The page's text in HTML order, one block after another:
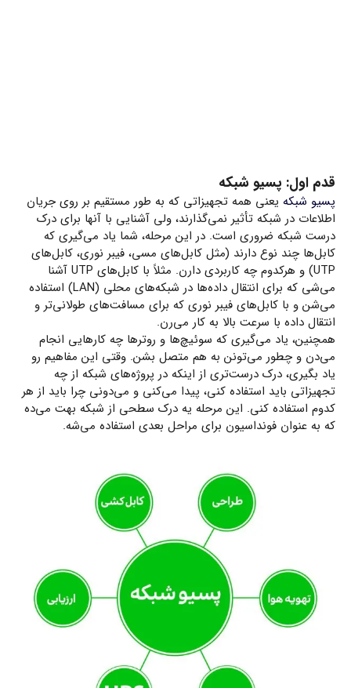
قدم اول: پسیو شبکه
پسیو شبکه یعنی همه تجهیزاتی که به طور مستقیم بر روی جریان
اطلاعات در شبکه تأثیر نمی‌گذارند، ولی آشنایی با آنها برای درک
درست شبکه ضروری است. در این مرحله، شما یاد می‌گیری که
کابل‌ها چند نوع دارند (مثل کابل‌های مسی، فیبر نوری، کابل‌های
UTP) و هرکدوم چه کاربردی دارن. مثلاً با کابل‌های UTP آشنا
می‌شی که برای انتقال داده‌ها در شبکه‌های محلی (LAN) استفاده
می‌شن و با کابل‌های فیبر نوری که برای مسافت‌های طولانی‌تر و
انتقال داده با سرعت بالا به کار می‌رن.
همچنین، یاد می‌گیری که سوئیچ‌ها و روترها چه کارهایی انجام
می‌دن و چطور می‌تونن به هم متصل بشن. وقتی این مفاهیم رو
یاد بگیری، درک درست‌تری از اینکه در پروژه‌های شبکه از چه
تجهیزاتی باید استفاده کنی، پیدا می‌کنی و می‌دونی چرا باید از هر
کدوم استفاده کنی. این مرحله یه درک سطحی از شبکه بهت می‌ده
که به عنوان فونداسیون برای مراحل بعدی استفاده می‌شه.